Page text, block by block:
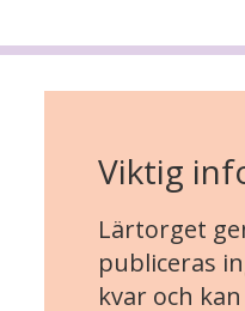
Viktig
Lärtorget
publiceras
kvar och